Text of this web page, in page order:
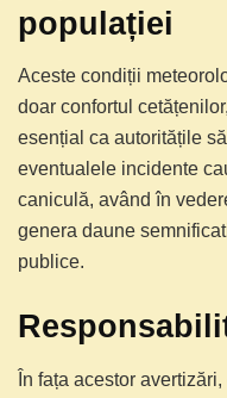
populației
Aceste condiții
doar confortul
esențial ca autoritățile
eventualele incidente
caniculă, având în
genera daune
publice.
În fața acestor